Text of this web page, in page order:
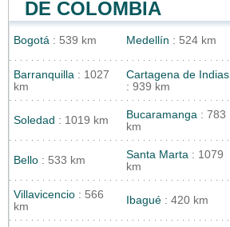
DE COLOMBIA
Bogotá : 539 km Medellín : 524 km
Barranquilla : 1027
km
Cartagena de Indias
: 939 km
Soledad : 1019 km Bucaramanga : 783
km
Bello : 533 km Santa Marta : 1079
km
Villavicencio : 566
km
Ibagué : 420 km